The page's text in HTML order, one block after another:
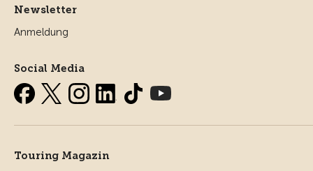
Newsletter
Anmeldung
Social Media
Touring Magazin